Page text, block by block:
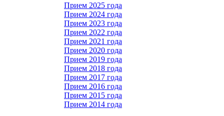
Прием 2025 года
Прием 2024 года
Прием 2023 года
Прием 2022 года
Прием 2021 года
Прием 2020 года
Прием 2019 года
Прием 2018 года
Прием 2017 года
Прием 2016 года
Прием 2015 года
Прием 2014 года